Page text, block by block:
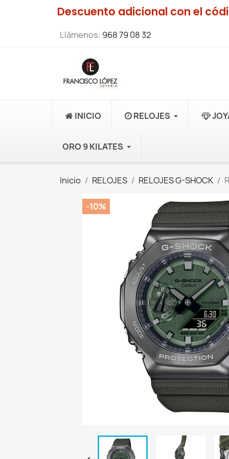
Descuento adicional con el
Llámenos: 968 79 08 32
INICIO RELOJES
ORO 9 KILATES
Inicio RELOJES RELOJES G-SHOCK
-10%